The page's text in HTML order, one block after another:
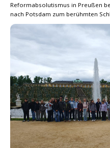
Kontakt
Reformabsolutismus in Preußen
nach Potsdam zum berühmten